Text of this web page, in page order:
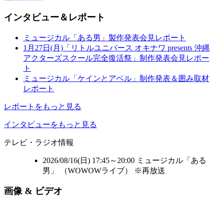
インタビュー＆レポート
ミュージカル「ある男」製作発表会見レポート
1月27日(月)「リトルユニバース オキナワ presents 沖縄
アクターズスクール完全復活祭」制作発表会見レポー
ト
ミュージカル「ケインとアベル」制作発表＆囲み取材
レポート
レポートをもっと見る
インタビューをもっと見る
テレビ・ラジオ情報
2026/08/16(日) 17:45～20:00 ミュージカル「ある
男」 （WOWOWライブ） ※再放送
画像 & ビデオ